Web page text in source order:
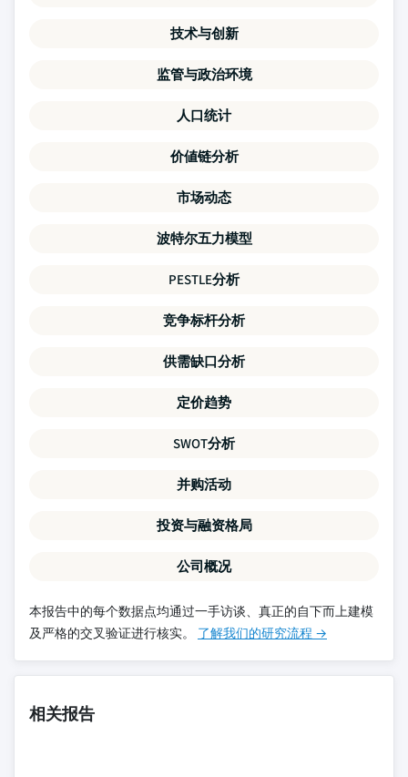
技术与创新
监管与政治环境
人口统计
价値链分析
市场动态
波特尔五力模型
PESTLE分析
竞争标杆分析
供需缺口分析
定价趋势
SWOT分析
并购活动
投资与融资格局
公司概况
本报告中的每个数据点均通过一手访谈、真正的自下而上建模
及严格的交叉验证进行核实。 了解我们的研究流程 →
相关报告